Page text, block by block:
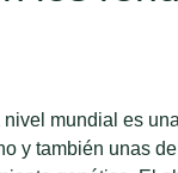
mundial es
y también unas